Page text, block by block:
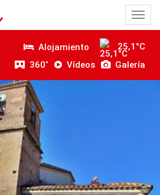
Alojamiento
25,1°C
360˚
Vídeos Galería